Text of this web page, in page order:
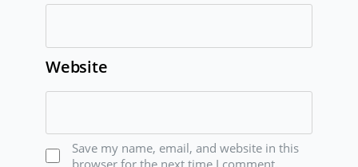
Website
Save my name, email, and website in this
browser for the next time I comment.